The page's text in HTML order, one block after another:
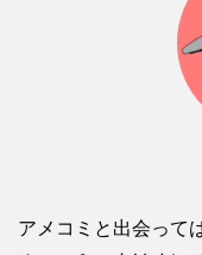
アメコミと出会って